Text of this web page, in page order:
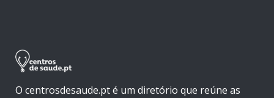
O centrosdesaude.pt é um diretório que reúne as